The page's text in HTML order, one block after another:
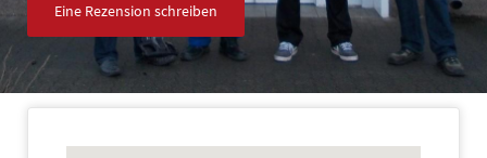
Eine Rezension schreiben